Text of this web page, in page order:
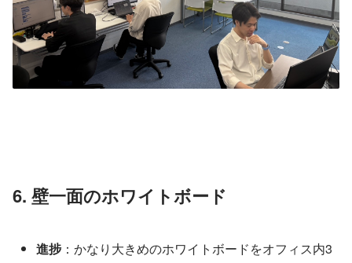
6. 壁一面のホワイトボード
進捗：かなり大きめのホワイトボードをオフィス内3